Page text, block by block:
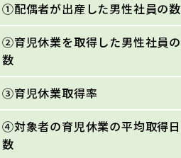
①配偶者が出産した男性社員の数
②育児休業を取得した男性社員の
数
③育児休業取得率
④対象者の育児休業の平均取得日
数